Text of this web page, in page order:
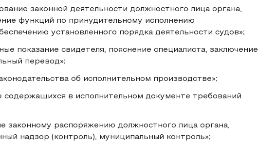
законной деятельности должностного лица органа,
функций по принудительному исполнению
установленного порядка деятельности судов»;
показание свидетеля, пояснение специалиста, заключение
перевод»;
об исполнительном производстве»;
содержащихся в исполнительном документе требований
законному распоряжению должностного лица органа,
надзор (контроль), муниципальный контроль»;